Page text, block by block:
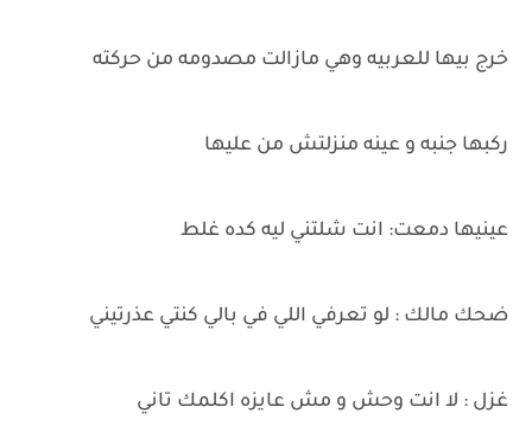
خرج بيها للعربيه وهي مازالت مصدومه من حركته
ركبها جنبه و عينه منزلتش من عليها
عينيها دمعت: انت شلتني ليه كده غلط
ضحك مالك : لو تعرفي اللي في بالي كنتي عذرتيني
غزل : لا انت وحش و مش عايزه اكلمك تاني